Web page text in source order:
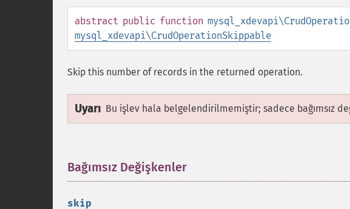
abstract public function
mysql_xdevapi\CrudOperationSkippable
Skip this number of records in the returned operation.
Uyarı Bu işlev hala belgelendirilmemiştir; sadece bağımsız
Bağımsız Değişkenler
skip